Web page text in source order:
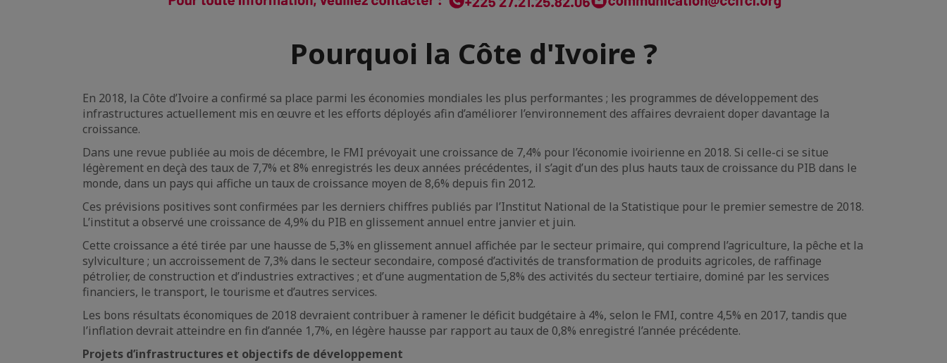
Pourquoi la Côte d'Ivoire ?
En 2018, la Côte d’Ivoire a confirmé sa place parmi les économies mondiales les plus performantes ; les programmes de développement des
infrastructures actuellement mis en œuvre et les efforts déployés afin d’améliorer l’environnement des affaires devraient doper davantage la
croissance.
Dans une revue publiée au mois de décembre, le FMI prévoyait une croissance de 7,4% pour l’économie ivoirienne en 2018. Si celle-ci se situe
légèrement en deçà des taux de 7,7% et 8% enregistrés les deux années précédentes, il s’agit d’un des plus hauts taux de croissance du PIB dans le
monde, dans un pays qui affiche un taux de croissance moyen de 8,6% depuis fin 2012.
Ces prévisions positives sont confirmées par les derniers chiffres publiés par l’Institut National de la Statistique pour le premier semestre de 2018.
L’institut a observé une croissance de 4,9% du PIB en glissement annuel entre janvier et juin.
Cette croissance a été tirée par une hausse de 5,3% en glissement annuel affichée par le secteur primaire, qui comprend l’agriculture, la pêche et la
sylviculture ; un accroissement de 7,3% dans le secteur secondaire, composé d’activités de transformation de produits agricoles, de raffinage
pétrolier, de construction et d’industries extractives ; et d’une augmentation de 5,8% des activités du secteur tertiaire, dominé par les services
financiers, le transport, le tourisme et d’autres services.
Les bons résultats économiques de 2018 devraient contribuer à ramener le déficit budgétaire à 4%, selon le FMI, contre 4,5% en 2017, tandis que
l’inflation devrait atteindre en fin d’année 1,7%, en légère hausse par rapport au taux de 0,8% enregistré l’année précédente.
Projets d’infrastructures et objectifs de développement